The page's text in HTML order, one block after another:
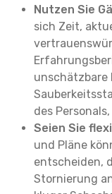
Nutzen Sie
sich Zeit,
unschätzbare
des
Seien Sie
und Pläne
entscheiden,
Stornierung